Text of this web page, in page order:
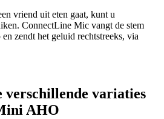
vriend uit eten gaat, kunt u
ConnectLine Mic vangt de stem
zendt het geluid rechtstreeks, via
variaties
AHO